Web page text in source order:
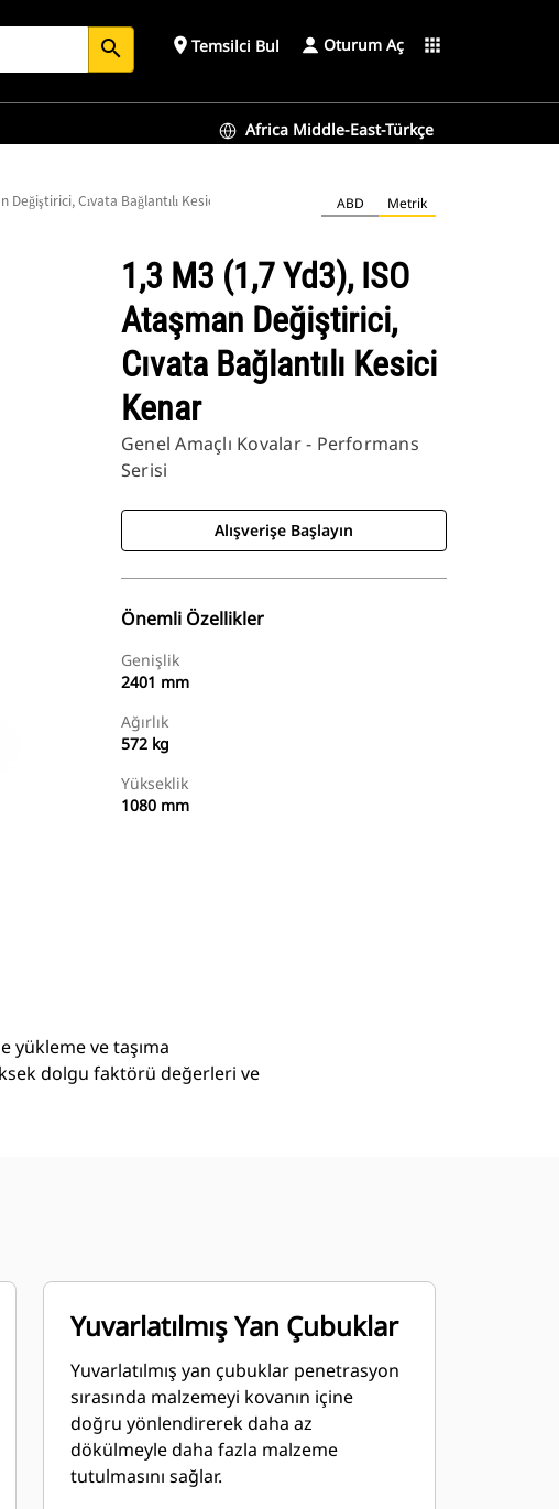
search place Temsilci Bul Oturum Aç apps
Africa Middle-East-Türkçe
Cıvata Bağlantılı Kesici Kenar ABD Metrik
1,3 M3 (1,7 Yd3), ISO
Ataşman Değiştirici,
Cıvata Bağlantılı Kesici
Kenar
Genel Amaçlı Kovalar - Performans
Serisi
Alışverişe Başlayın
Önemli Özellikler
Genişlik
2401 mm
Ağırlık
572 kg
Yükseklik
1080 mm
yükleme ve taşıma
dolgu faktörü değerleri ve
Yuvarlatılmış Yan Çubuklar
Yuvarlatılmış yan çubuklar penetrasyon
sırasında malzemeyi kovanın içine
doğru yönlendirerek daha az
dökülmeyle daha fazla malzeme
tutulmasını sağlar.